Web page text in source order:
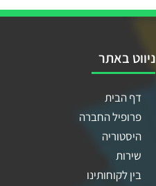
ניווט באתר
דף הבית
פרופיל החברה
היסטוריה
שירות
בין לקוחותינו